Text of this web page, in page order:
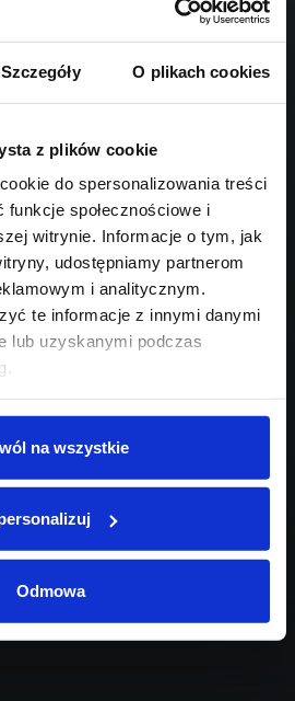
Szczegóły O plikach cookies
z plików cookie
do spersonalizowania treści
funkcje społecznościowe i
witrynie. Informacje o tym, jak
udostępniamy partnerom
i analitycznym.
te informacje z innymi danymi
lub uzyskanymi podczas
na wszystkie
Odmowa
oferty poniżej
lub
listę aktualnych ofert
automatyczna
Porównaj
Sprawdź
innego modelu?
się z nami,
Ci w wyborze!